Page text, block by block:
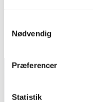
Nødvendig
Præferencer
Statistik